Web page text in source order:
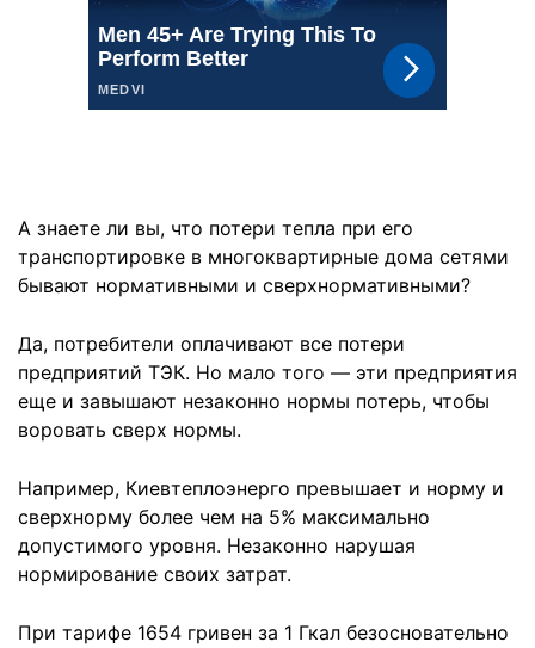
А знаете ли вы, что потери тепла при его
транспортировке в многоквартирные дома сетями
бывают нормативными и сверхнормативными?
Да, потребители оплачивают все потери
предприятий ТЭК. Но мало того — эти предприятия
еще и завышают незаконно нормы потерь, чтобы
воровать сверх нормы.
Например, Киевтеплоэнерго превышает и норму и
сверхнорму более чем на 5% максимально
допустимого уровня. Незаконно нарушая
нормирование своих затрат.
При тарифе 1654 гривен за 1 Гкал безосновательно